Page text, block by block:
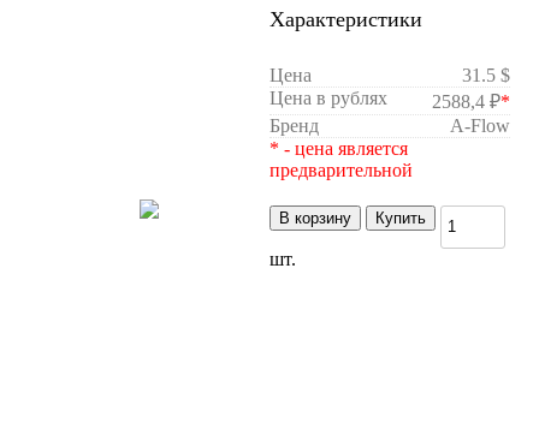
Характеристики
Цена
31.5 $
Цена в рублях
2588,4 ₽*
Бренд
A-Flow
* - цена является
предварительной
В корзину Купить
шт.